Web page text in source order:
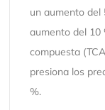
un aumento del
aumento del 10
compuesta
presiona los
%.